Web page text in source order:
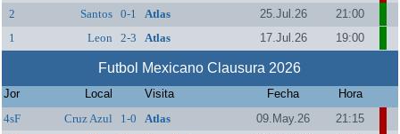
2
Santos 0-1 Atlas 25.Jul.26
21:00
1
Leon 2-3 Atlas 17.Jul.26 19:00
Futbol Mexicano Clausura 2026
Jor Local Visita Fecha
Hora
4sF
Cruz Azul 1-0 Atlas 09.May.26
21:15